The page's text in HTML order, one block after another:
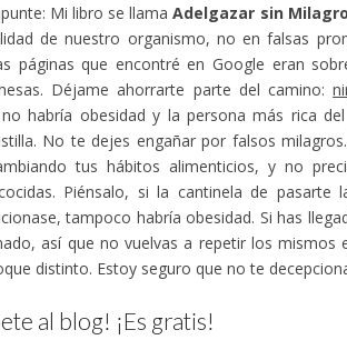
Mi libro se llamaAdelgazar sin
de nuestro organismo, no en falsas
páginas que encontré en Google eran
Déjame ahorrarte parte del camino:
habría obesidad y la persona más rica
No te dejes engañar por falsos
tus hábitos alimenticios, y no
Piénsalo, si la cantinela de pasarte
tampoco habría obesidad. Si has
así que no vuelvas a repetir los
distinto. Estoy seguro que no te
al blog! ¡Es gratis!